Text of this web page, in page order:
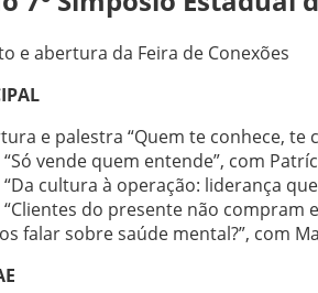
e abertura da Feira de Conexões
e palestra “Quem te conhece, te
vende quem entende”, com
cultura à operação: liderança
do presente não compram
falar sobre saúde mental?”, com